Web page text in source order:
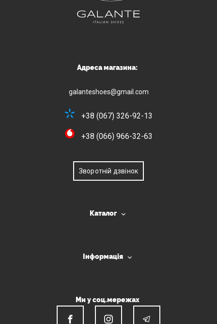
Адреса магазина:
galanteshoes@gmail.com
+38 (067) 326-92-13
+38 (066) 966-32-63
Зворотній дзвінок
Каталог
Інформація
Ми у соц.мережах